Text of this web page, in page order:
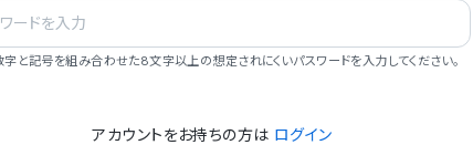
### 会社概要
と記号を組み合わせた8文字以上の想定されにくいパスワードを入力してください。
アカウントをお持ちの方は ログイン